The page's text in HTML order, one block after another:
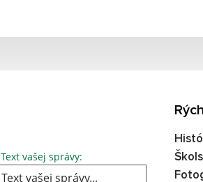
Text vašej správy: Text vašej správy...